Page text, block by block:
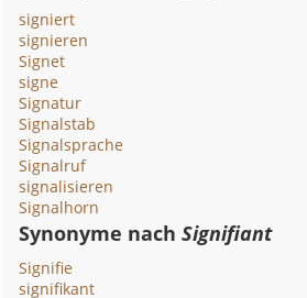
signiert
signieren
Signet
signe
Signatur
Signalstab
Signalsprache
Signalruf
signalisieren
Signalhorn
Synonyme nachSignifiant
Signifie
signifikant